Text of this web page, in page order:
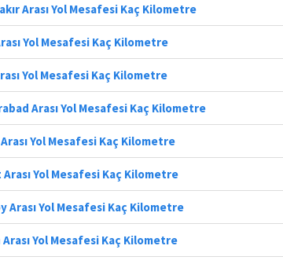
Arası Yol Mesafesi Kaç Kilometre
Yol Mesafesi Kaç Kilometre
Yol Mesafesi Kaç Kilometre
Arası Yol Mesafesi Kaç Kilometre
Yol Mesafesi Kaç Kilometre
Arası Yol Mesafesi Kaç Kilometre
Arası Yol Mesafesi Kaç Kilometre
Yol Mesafesi Kaç Kilometre